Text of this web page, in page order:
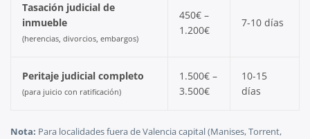
Tasación judicial de
inmueble
(herencias, divorcios, embargos)
450€ –
1.200€
7-10 días
Peritaje judicial completo
(para juicio con ratificación)
1.500€ –
3.500€
10-15
días
Nota: Para localidades fuera de Valencia capital (Manises, Torrent,